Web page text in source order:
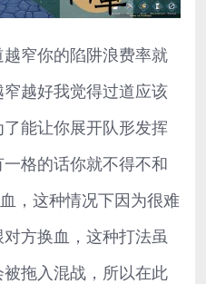
窄你的陷阱浪费率就
越好我觉得过道应该
能让你展开队形发挥
格的话你就不得不和
，这种情况下因为很难
方换血，这种打法虽
拖入混战，所以在此